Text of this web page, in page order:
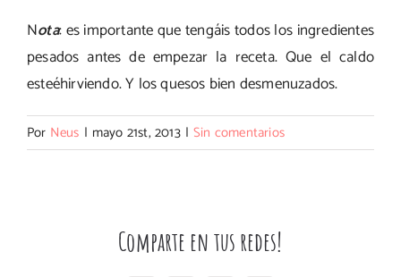
Nota: es importante que tengáis todos los ingredientes
pesados antes de empezar la receta. Que el caldo
esteéhirviendo. Y los quesos bien desmenuzados.
Por Neus | mayo 21st, 2013 | Sin comentarios
Comparte en tus redes!